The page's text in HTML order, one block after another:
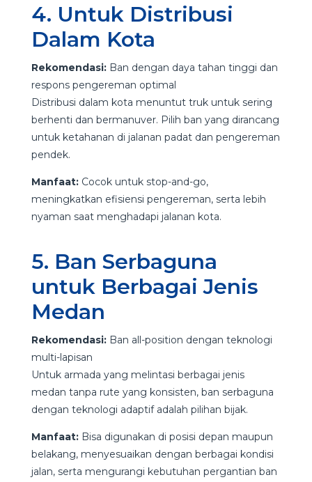
4. Untuk Distribusi
Dalam Kota
Rekomendasi:Ban dengan daya tahan tinggi dan
respons pengereman optimal
Distribusi dalam kota menuntut truk untuk sering
berhenti dan bermanuver. Pilih ban yang dirancang
untuk ketahanan di jalanan padat dan pengereman
pendek.
Manfaat: Cocok untuk stop-and-go,
meningkatkan efisiensi pengereman, serta lebih
nyaman saat menghadapi jalanan kota.
5. Ban Serbaguna
untuk Berbagai Jenis
Medan
Rekomendasi:Ban all-position dengan teknologi
multi-lapisan
Untuk armada yang melintasi berbagai jenis
medan tanpa rute yang konsisten, ban serbaguna
dengan teknologi adaptif adalah pilihan bijak.
Manfaat:Bisa digunakan di posisi depan maupun
belakang, menyesuaikan dengan berbagai kondisi
jalan, serta mengurangi kebutuhan pergantian ban